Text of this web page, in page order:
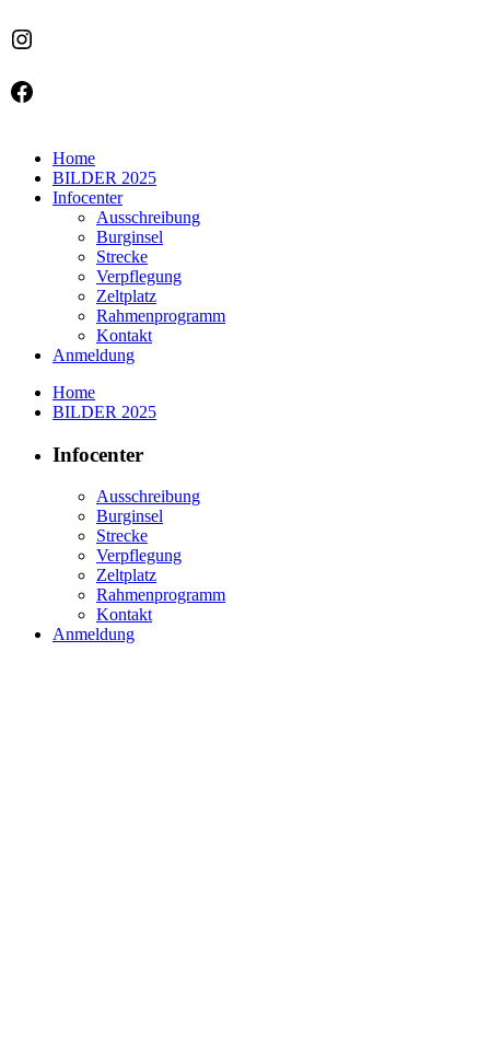
Instagram
Facebook
Home
BILDER 2025
Infocenter
Ausschreibung
Burginsel
Strecke
Verpflegung
Zeltplatz
Rahmenprogramm
Kontakt
Anmeldung
Home
BILDER 2025
Infocenter
Ausschreibung
Burginsel
Strecke
Verpflegung
Zeltplatz
Rahmenprogramm
Kontakt
Anmeldung